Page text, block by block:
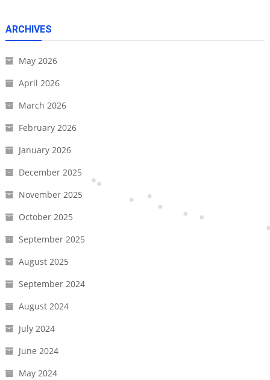
ARCHIVES
May 2026
April 2026
March 2026
February 2026
January 2026
December 2025
November 2025
October 2025
September 2025
August 2025
September 2024
August 2024
July 2024
June 2024
May 2024